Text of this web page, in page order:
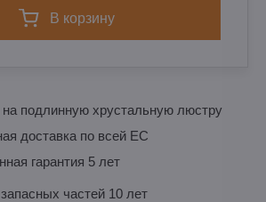
в корзину
на подлинную хрустальную люстру
доставка по всей ЕС
гарантия 5 лет
частей 10 лет